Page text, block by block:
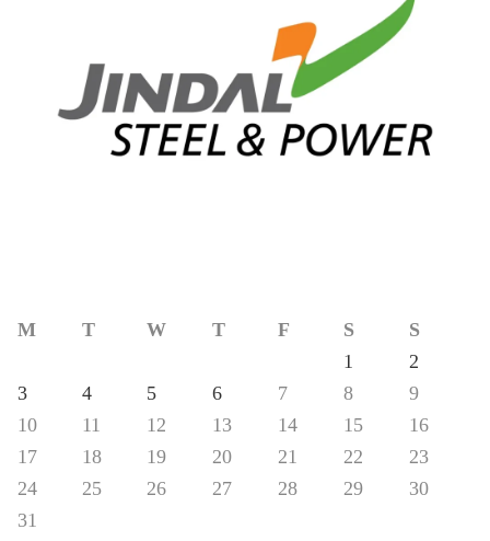
M T W T F S
S
1
2
3
4 5 6 7 8
9
10
11 12 13 14 15
16
17
18 19 20 21 22
23
24
25 26 27 28 29
30
31